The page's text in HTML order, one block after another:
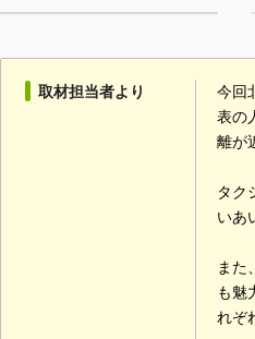
取材担当者より
今回
表の
離が
タク
いあ
また
も魅
れぞ